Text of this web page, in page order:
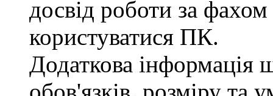
досвід роботи за
користуватися ПК.
Додаткова інформація